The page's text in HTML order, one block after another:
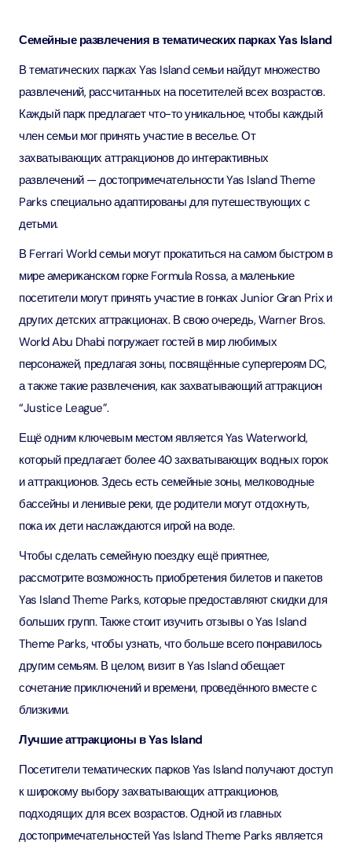
Семейные развлечения в тематических парках Yas Island
В тематических парках Yas Island семьи найдут множество
развлечений, рассчитанных на посетителей всех возрастов.
Каждый парк предлагает что-то уникальное, чтобы каждый
член семьи мог принять участие в веселье. От
захватывающих аттракционов до интерактивных
развлечений — достопримечательности Yas Island Theme
Parks специально адаптированы для путешествующих с
детьми.
В Ferrari World семьи могут прокатиться на самом быстром в
мире американском горке Formula Rossa, а маленькие
посетители могут принять участие в гонках Junior Gran Prix и
других детских аттракционах. В свою очередь, Warner Bros.
World Abu Dhabi погружает гостей в мир любимых
персонажей, предлагая зоны, посвящённые супергероям DC,
а также такие развлечения, как захватывающий аттракцион
“Justice League”.
Ещё одним ключевым местом является Yas Waterworld,
который предлагает более 40 захватывающих водных горок
и аттракционов. Здесь есть семейные зоны, мелководные
бассейны и ленивые реки, где родители могут отдохнуть,
пока их дети наслаждаются игрой на воде.
Чтобы сделать семейную поездку ещё приятнее,
рассмотрите возможность приобретения билетов и пакетов
Yas Island Theme Parks, которые предоставляют скидки для
больших групп. Также стоит изучить отзывы о Yas Island
Theme Parks, чтобы узнать, что больше всего понравилось
другим семьям. В целом, визит в Yas Island обещает
сочетание приключений и времени, проведённого вместе с
близкими.
Лучшие аттракционы в Yas Island
Посетители тематических парков Yas Island получают доступ
к широкому выбору захватывающих аттракционов,
подходящих для всех возрастов. Одной из главных
достопримечательностей Yas Island Theme Parks является